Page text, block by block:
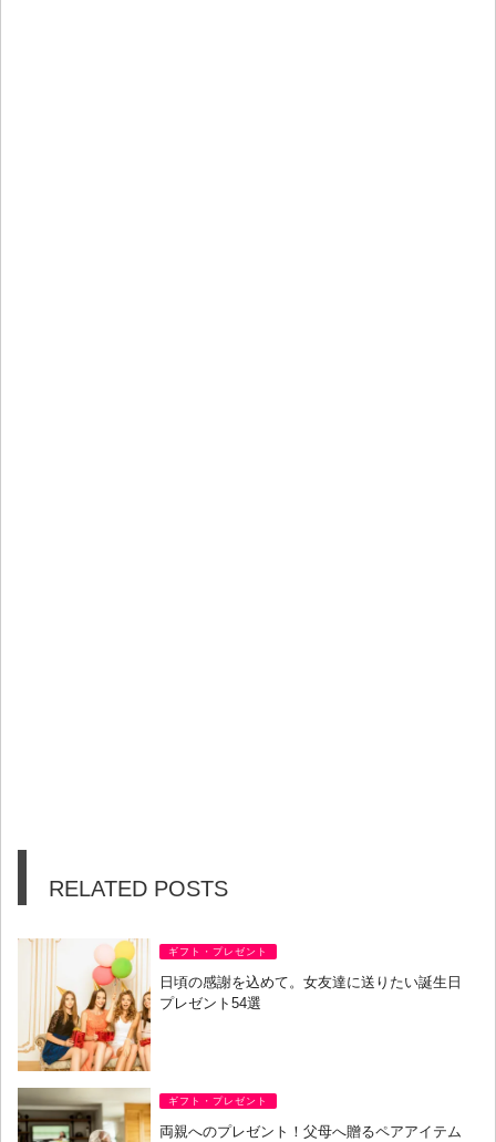
RELATED POSTS
ギフト・プレゼント
日頃の感謝を込めて。女友達に送りたい誕生日
プレゼント54選
ギフト・プレゼント
両親へのプレゼント！父母へ贈るペアアイテム